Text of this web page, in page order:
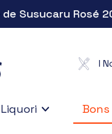
Susucaru Rosé
I